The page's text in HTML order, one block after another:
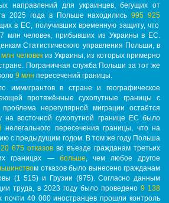
направлений для украинцев, бегущих от
2025 года в Польше находились995 925
в ЕС, получивших временную защиту, что
млн человек, прибывших из Украины в ЕС.
Статистического управления Польши, в
млн человекиз Украины, из которых примерно
Пограничная служба Польши за тот же
9 млн пересечений границы.
иммигрантов в стране и географическое
протяжённые сухопутные границы с
нерегулярной миграции остаётся
на восточной сухопутной границе ЕС было
нелегального пересечения границы, что на
с предыдущим годом. В том же году Польша
20 675 отказов во въезде гражданам третьих
границах — больше , чем любое другое
м отказов было вынесено гражданам
(1 515) и Грузии (975). Согласно данным
труда, в 2023 году было проведено 9 138
почти 40 000 иностранцев прошли контроль